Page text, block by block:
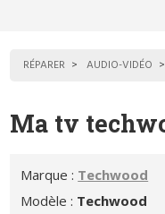
RÉPARER AUDIO-VIDÉO
Ma tv
Marque : Techwood
Modèle : Techwood